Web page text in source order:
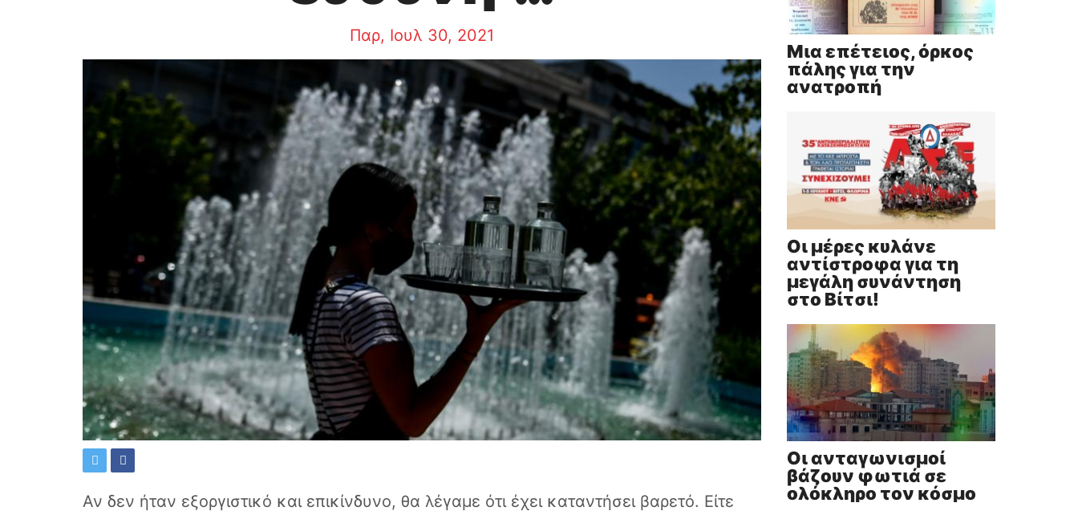
Παρ, Ιουλ 30, 2021
Αν δεν ήταν εξοργιστικό και επικίνδυνο, θα λέγαμε ότι έχει καταντήσει βαρετό. Είτε
Μια επέτειος, όρκος
πάλης για την
ανατροπή
Οι μέρες κυλάνε
αντίστροφα για τη
μεγάλη συνάντηση
στο Βίτσι!
Οι ανταγωνισμοί
βάζουν φωτιά σε
ολόκληρο τον κόσμο